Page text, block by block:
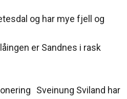
og har mye fjell og
er Sandnes i rask
Sveinung Sviland har